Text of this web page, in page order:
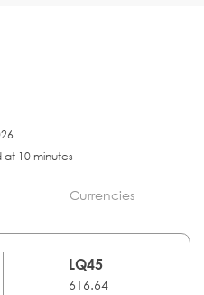
10 minutes
Currencies
LQ45
616.64